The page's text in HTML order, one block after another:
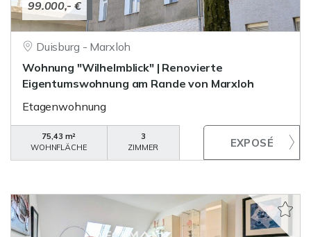
99.000,- €
Duisburg - Marxloh
Wohnung "Wilhelmblick" | Renovierte
Eigentumswohnung am Rande von Marxloh
Etagenwohnung
75,43 m²
WOHNFLÄCHE
3
ZIMMER